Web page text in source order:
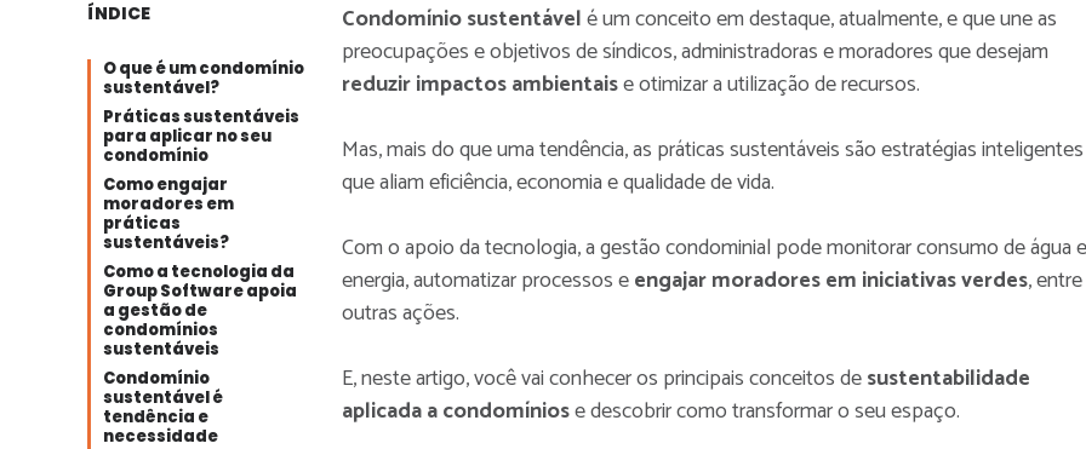
ÍNDICE
O que é um condomínio
sustentável?
Práticas sustentáveis
para aplicar no seu
condomínio
Como engajar
moradores em
práticas
sustentáveis?
Como a tecnologia da
Group Software apoia
a gestão de
condomínios
sustentáveis
Condomínio
sustentável é
tendência e
necessidade
Condomínio sustentávelé um conceito em destaque, atualmente, e que une as
preocupações e objetivos de síndicos, administradoras e moradores que desejam
reduzir impactos ambientaise otimizar a utilização de recursos.
Mas, mais do que uma tendência, as práticas sustentáveis são estratégias inteligentes
que aliam eficiência, economia e qualidade de vida.
Com o apoio da tecnologia, a gestão condominial pode monitorar consumo de água e
energia, automatizar processos eengajar moradores em iniciativas verdes, entre
outras ações.
E, neste artigo, você vai conhecer os principais conceitos desustentabilidade
aplicada a condomíniose descobrir como transformar o seu espaço.